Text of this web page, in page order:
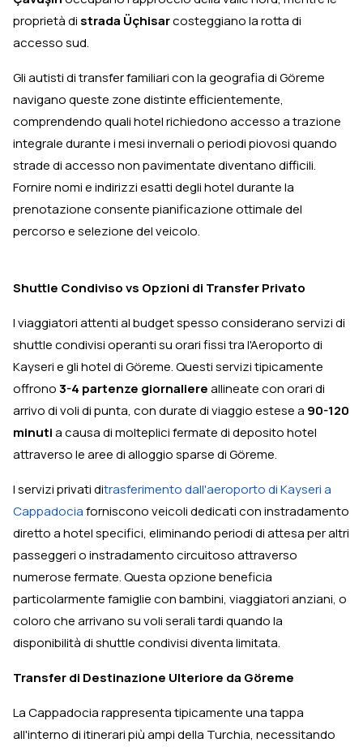
proprietà di strada Üçhisarcosteggiano la rotta di
accesso sud.
Gli autisti di transfer familiari con la geografia di Göreme
navigano queste zone distinte efficientemente,
comprendendo quali hotel richiedono accesso a trazione
integrale durante i mesi invernali o periodi piovosi quando
strade di accesso non pavimentate diventano difficili.
Fornire nomi e indirizzi esatti degli hotel durante la
prenotazione consente pianificazione ottimale del
percorso e selezione del veicolo.
Shuttle Condiviso vs Opzioni di Transfer Privato
I viaggiatori attenti al budget spesso considerano servizi di
shuttle condivisi operanti su orari fissi tra l'Aeroporto di
Kayseri e gli hotel di Göreme. Questi servizi tipicamente
offrono3-4 partenze giornaliereallineate con orari di
arrivo di voli di punta, con durate di viaggio estese a 90-120
minutia causa di molteplici fermate di deposito hotel
attraverso le aree di alloggio sparse di Göreme.
I servizi privati ditrasferimento dall'aeroporto di Kayseri a
Cappadociaforniscono veicoli dedicati con instradamento
diretto a hotel specifici, eliminando periodi di attesa per altri
passeggeri o instradamento circuitoso attraverso
numerose fermate. Questa opzione beneficia
particolarmente famiglie con bambini, viaggiatori anziani, o
coloro che arrivano su voli serali tardi quando la
disponibilità di shuttle condivisi diventa limitata.
Transfer di Destinazione Ulteriore da Göreme
La Cappadocia rappresenta tipicamente una tappa
all'interno di itinerari più ampi della Turchia, necessitando